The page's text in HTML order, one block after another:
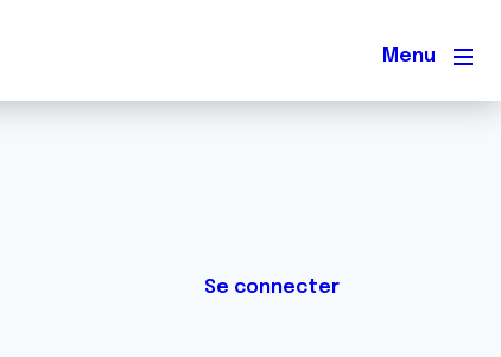
Menu
Se connecter